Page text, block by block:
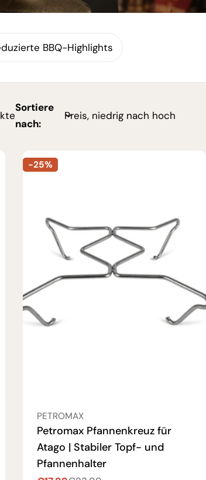
BBQ-Highlights
Sortiere
nach:
-25%
VERKÄUFER:
PETROMAX
Petromax Pfannenkreuz für
Atago | Stabiler Topf- und
Pfannenhalter